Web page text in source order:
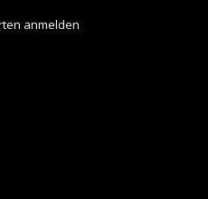
anmelden